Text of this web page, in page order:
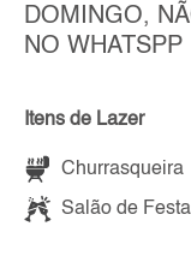
DOMINGO,
NO WHATSPP
Itens de Lazer
Churrasqueira
Salão de